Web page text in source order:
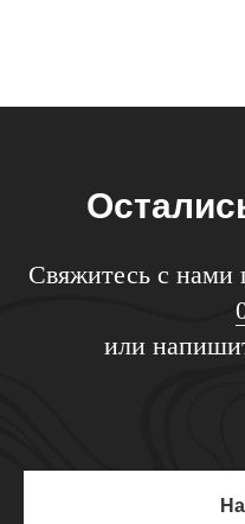
Свяжитесь с нами
или